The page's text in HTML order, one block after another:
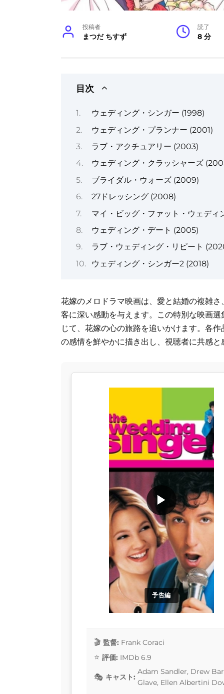
投稿者
まつだ ちすず
読了
8 分
目次
ウェディング・シンガー (1998)
ウェディング・プランナー (2001)
ラブ・アクチュアリー (2003)
ウェディング・クラッシャーズ
ブライダル・ウォーズ (2009)
27ドレッシング (2008)
マイ・ビッグ・ファット・ウェディ
ウェディング・デート (2005)
ラブ・ウェディング・リピート
ウェディング・シンガー2 (2018)
花嫁のメロドラマ映画は、愛と結婚の複雑
客に深い感動を与えます。この特別な映画
じて、花嫁の心の旅路を追いかけます。各
の感情を鮮やかに描き出し、視聴者に共感
予告編
▶
監督: Frank Coraci
評価: IMDb 6.9
キャスト:
Adam Sandler, Drew
Glave, Ellen Albertini